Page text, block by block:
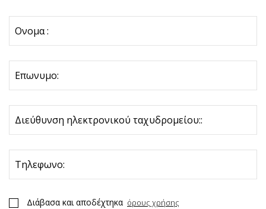
Ονομα :
Επωνυμο:
Διεύθυνση ηλεκτρονικού ταχυδρομείου::
Τηλεφωνο:
Διάβασα και αποδέχτηκα όρους χρήσης